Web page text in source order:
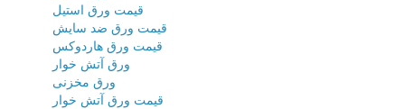
قیمت ورق استیل
قیمت ورق ضد سایش
قیمت ورق هاردوکس
ورق آتش خوار
ورق مخزنی
قیمت ورق آتش خوار